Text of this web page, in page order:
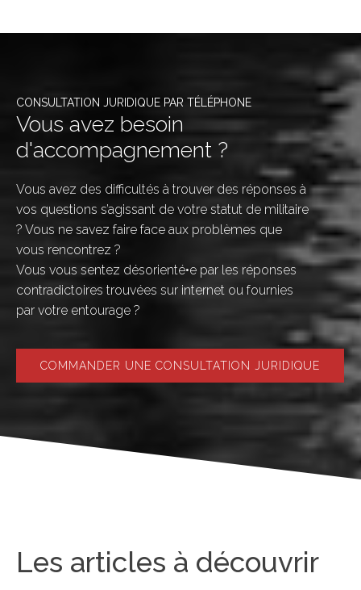
CONSULTATION JURIDIQUE PAR TÉLÉPHONE
Vous avez besoin
d'accompagnement ?
Vous avez des difficultés à trouver des réponses à
vos questions s’agissant de votre statut de militaire
? Vous ne savez faire face aux problèmes que
vous rencontrez ?
Vous vous sentez désorienté•e par les réponses
contradictoires trouvées sur internet ou fournies
par votre entourage ?
COMMANDER UNE CONSULTATION JURIDIQUE
Les articles à découvrir